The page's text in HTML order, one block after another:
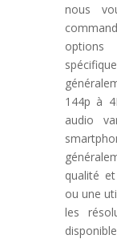
nous
options
144p à
audio
qualité
ou une
les